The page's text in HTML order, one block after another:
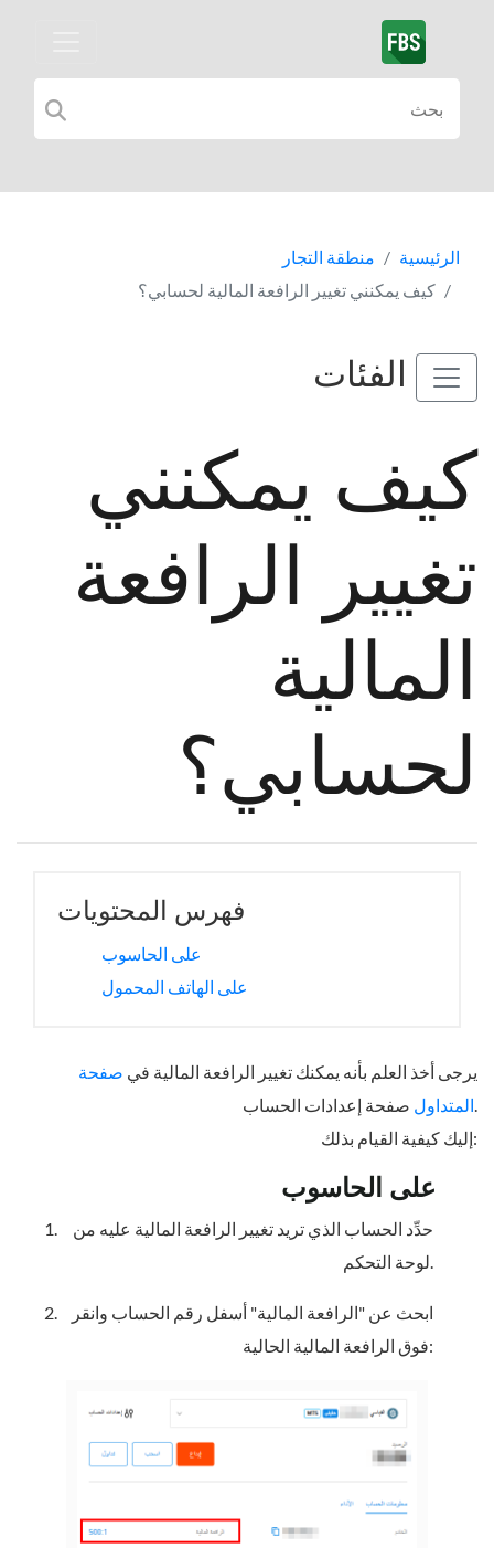
الرئيسية
منطقة التجار
كيف يمكنني تغيير الرافعة المالية لحسابي؟
الفئات
كيف يمكنني
تغيير الرافعة
المالية
لحسابي؟
فهرس المحتويات
على الحاسوب
على الهاتف المحمول
يرجى أخذ العلم بأنه يمكنك تغيير الرافعة المالية في صفحة
المتداول
إليك كيفية القيام بذلك:
على الحاسوب
حدِّد الحساب الذي تريد تغيير الرافعة المالية عليه من
ابحث عن "الرافعة المالية" أسفل رقم الحساب وانقر
فوق الرافعة المالية الحالية: